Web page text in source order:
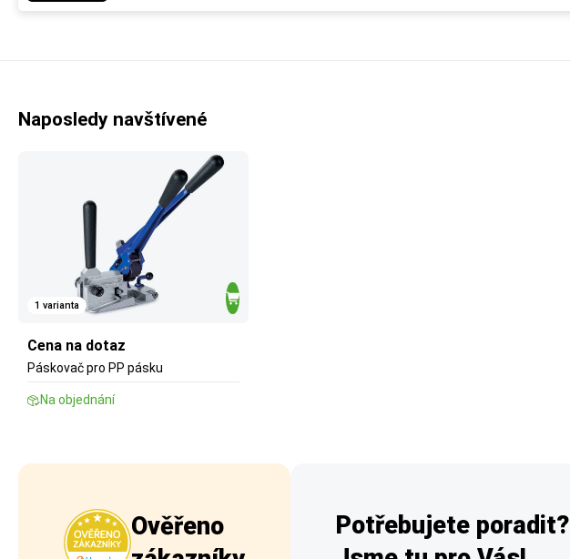
Naposledy navštívené
1 varianta
Cena na dotaz
Páskovač pro PP pásku
Na objednání
Ověřeno
Potřebujete poradit?